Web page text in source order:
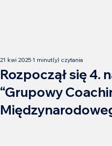
Rozpoczął się 4.
“Grupowy
21 kwi 2025 1 minut(y) czytania